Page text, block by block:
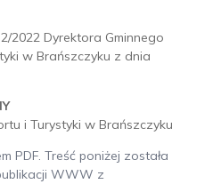
2022 Dyrektora Gminnego
w Brańszczyku z dnia
i Turystyki w Brańszczyku
PDF. Treść poniżej została
WWW z